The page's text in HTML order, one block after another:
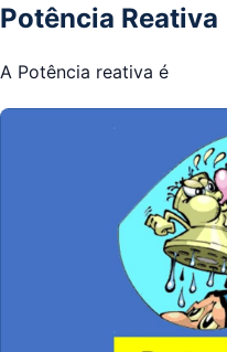
Potência Reativa
A Potência reativa é